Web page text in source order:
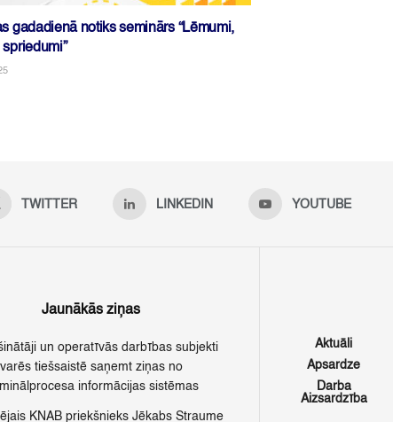
gadadienā notiks seminārs “Lēmumi,
TWITTER LINKEDIN YOUTUBE
Jaunākās ziņas
un operatīvās darbības subjekti
varēs tiešsaistē saņemt ziņas no
informācijas sistēmas
KNAB priekšnieks Jēkabs Straume
Aktuāli
Apsardze
Darba
Aizsardzība